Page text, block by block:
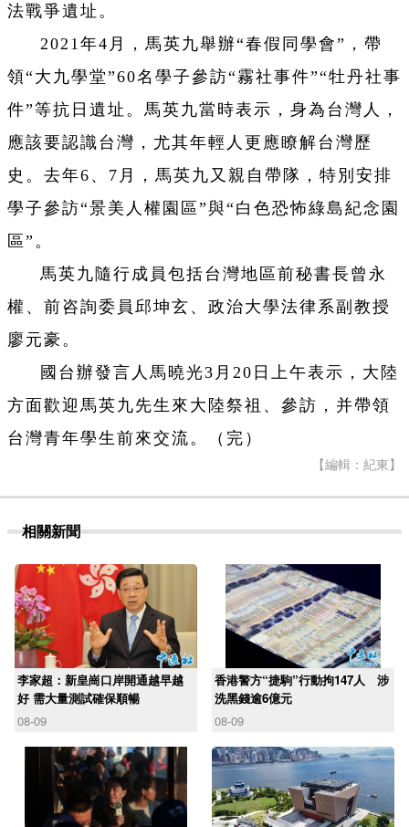
法戰爭遺址。
2021年4月，馬英九舉辦“春假同學會”，帶
領“大九學堂”60名學子參訪“霧社事件”“牡丹社事
件”等抗日遺址。馬英九當時表示，身為台灣人，
應該要認識台灣，尤其年輕人更應瞭解台灣歷
史。去年6、7月，馬英九又親自帶隊，特別安排
學子參訪“景美人權園區”與“白色恐怖綠島紀念園
區”。
馬英九隨行成員包括台灣地區前秘書長曾永
權、前咨詢委員邱坤玄、政治大學法律系副教授
廖元豪。
國台辦發言人馬曉光3月20日上午表示，大陸
方面歡迎馬英九先生來大陸祭祖、參訪，并帶領
台灣青年學生前來交流。（完）
【編輯：紀東】
相關新聞
李家超：新皇崗口岸開通越早越
好 需大量測試確保順暢
08-09
香港警方“捷駒”行動拘147人 涉
洗黑錢逾6億元
08-09